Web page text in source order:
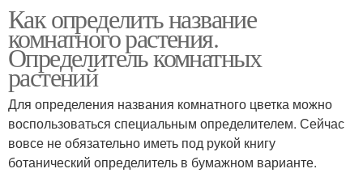
Как определить название
комнатного растения.
Определитель комнатных
растений
Для определения названия комнатного цветка можно
воспользоваться специальным определителем. Сейчас
вовсе не обязательно иметь под рукой книгу
ботанический определитель в бумажном варианте.